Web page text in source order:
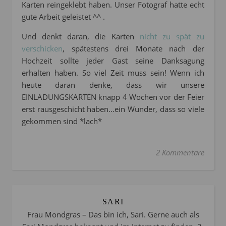
Karten reingeklebt haben. Unser Fotograf hatte echt
gute Arbeit geleistet ^^ .
Und denkt daran, die Karten nicht zu spät zu
verschicken, spätestens drei Monate nach der
Hochzeit sollte jeder Gast seine Danksagung
erhalten haben. So viel Zeit muss sein! Wenn ich
heute daran denke, dass wir unsere
EINLADUNGSKARTEN knapp 4 Wochen vor der Feier
erst rausgeschicht haben…ein Wunder, dass so viele
gekommen sind *lach*
2 Kommentare
SARI
Frau Mondgras – Das bin ich, Sari. Gerne auch als